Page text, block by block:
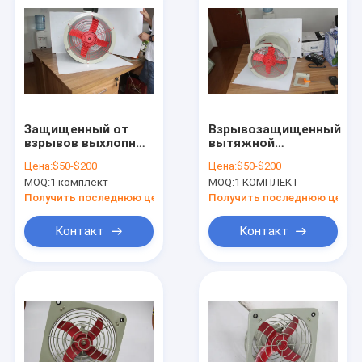
Продукты
Ролики
Защищенный от
взрывов выхлопный
газа и пыли
(защищенный от
пыли)
Цена:$50-$200
MOQ:1 комплект
Получить последнюю цену
Контакт
Взрывозащищенный
вытяжной
предназначенный
для использования
во взрывоопасных
обеспечивающий
вентиляцию и
функции
Цена:$50-$200
MOQ:1 КОМПЛЕКТ
Получить последнюю цену
Контакт